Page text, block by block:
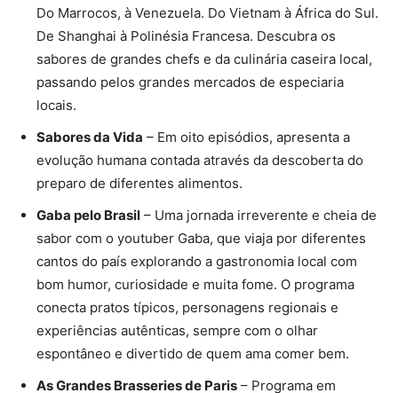
Do Marrocos, à Venezuela. Do Vietnam à África do Sul.
De Shanghai à Polinésia Francesa. Descubra os
sabores de grandes chefs e da culinária caseira local,
passando pelos grandes mercados de especiaria
locais.
Sabores da Vida – Em oito episódios, apresenta a
evolução humana contada através da descoberta do
preparo de diferentes alimentos.
Gaba pelo Brasil – Uma jornada irreverente e cheia de
sabor com o youtuber Gaba, que viaja por diferentes
cantos do país explorando a gastronomia local com
bom humor, curiosidade e muita fome. O programa
conecta pratos típicos, personagens regionais e
experiências autênticas, sempre com o olhar
espontâneo e divertido de quem ama comer bem.
As Grandes Brasseries de Paris – Programa em